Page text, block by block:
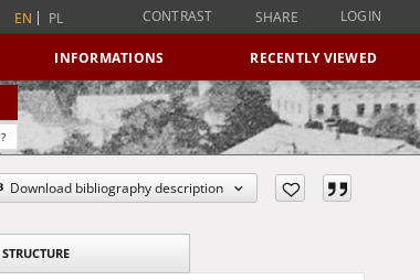
EN PL CONTRAST SHARE LOGIN
INFORMATIONS RECENTLY VIEWED
?
Download bibliography description
STRUCTURE